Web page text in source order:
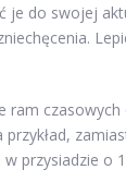
je do swojej
ram
przysiadzie o